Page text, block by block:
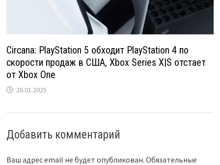
Circana: PlayStation 5 обходит PlayStation 4 по
скорости продаж в США, Xbox Series X|S отстает
от Xbox One
26.01.2025
Добавить комментарий
Ваш адрес email не будет опубликован. Обязательные